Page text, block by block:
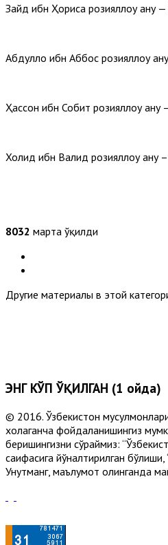
Зайд ибн Ҳориса розияллоҳу анҳу
Абдуллоҳ ибн Аббос розияллоҳу
Ҳассон ибн Собит розияллоҳу
Холид ибн Валид розияллоҳу анҳу
8032 марта ўқилди
Другие материалы в этой
ЭНГ КЎП ЎҚИЛГАН (1 ойда)
© 2016. Ўзбекистон
хоҳлаганча фойдаланишингиз
беришингизни сўраймиз:
саҳифасига йўналтирилган
Унутманг, маълумот олинганда